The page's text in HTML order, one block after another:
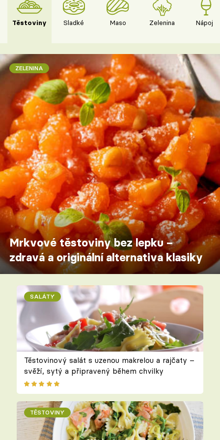
Těstoviny Sladké Maso Zelenina Nápoje
ZELENINA
Mrkvové těstoviny bez lepku –
zdravá a originální alternativa klasiky
SALÁTY
Těstovinový salát s uzenou makrelou a rajčaty –
svěží, sytý a připravený během chvilky
TĚSTOVINY